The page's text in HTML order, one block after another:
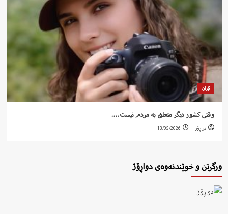
ئێران
وقتی کشور دیگر متعلق به مردم نیست….
دواڕۆژ 13/05/2026
ورگرتن و خوێندنەوەی دواڕۆژ